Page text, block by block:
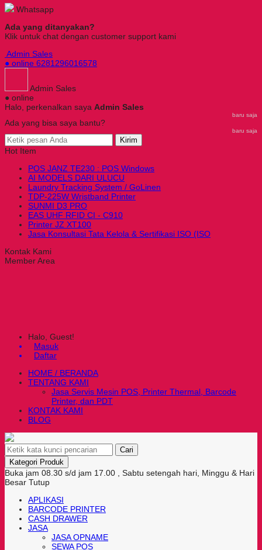
Whatsapp
Ada yang ditanyakan?
Klik untuk chat dengan customer support kami
Admin Sales
● online 6281296016578
Admin Sales
● online
Halo, perkenalkan saya Admin Sales
baru saja
Ada yang bisa saya bantu?
baru saja
Kirim
Hot Item
POS JANZ TE230 : POS Windows
AI MODELS DARI ULUCU
Laundry Tracking System / GoLinen
TDP-225W Wristband Printer
SUNMI D3 PRO
EAS UHF RFID CI - C910
Printer JZ XT100
Jasa Konsultasi Tata Kelola & Sertifikasi ISO (ISO
Kontak Kami
Member Area
Halo, Guest!
Masuk
Daftar
HOME / BERANDA
TENTANG KAMI
Jasa Servis Mesin POS, Printer Thermal, Barcode
Printer, dan PDT
KONTAK KAMI
BLOG
Cari
Kategori Produk
Buka jam 08.30 s/d jam 17.00 , Sabtu setengah hari, Minggu & Hari
Besar Tutup
APLIKASI
BARCODE PRINTER
CASH DRAWER
JASA
JASA OPNAME
SEWA POS